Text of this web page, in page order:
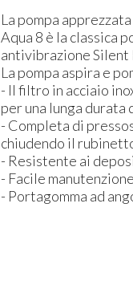
La pompa
Aqua 8 è la classica
antivibrazione Silent
La pompa aspira e
- Il filtro in acciaio
per una lunga durata
- Completa di
chiudendo il
- Resistente ai
- Facile
- Portagomma ad